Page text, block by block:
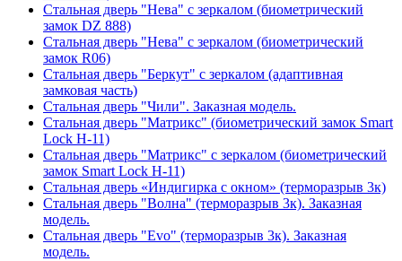
Стальная дверь "Нева" с зеркалом (биометрический
замок DZ 888)
Стальная дверь "Нева" с зеркалом (биометрический
замок R06)
Стальная дверь "Беркут" с зеркалом (адаптивная
замковая часть)
Стальная дверь "Чили". Заказная модель.
Стальная дверь "Матрикс" (биометрический замок Smart
Lock H-11)
Стальная дверь "Матрикс" с зеркалом (биометрический
замок Smart Lock H-11)
Стальная дверь «Индигирка с окном» (терморазрыв 3к)
Стальная дверь "Волна" (терморазрыв 3к). Заказная
модель.
Стальная дверь "Evo" (терморазрыв 3к). Заказная
модель.